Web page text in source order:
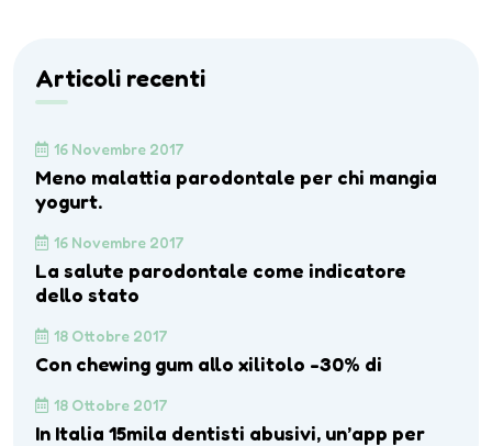
Articoli recenti
16 Novembre 2017
Meno malattia parodontale per chi mangia
yogurt.
16 Novembre 2017
La salute parodontale come indicatore
dello stato
18 Ottobre 2017
Con chewing gum allo xilitolo -30% di
18 Ottobre 2017
In Italia 15mila dentisti abusivi, un’app per